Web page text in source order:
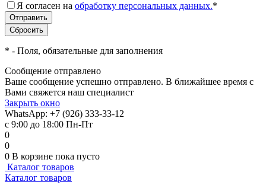
Я согласен на обработку персональных данных.*
* - Поля, обязательные для заполнения
Сообщение отправлено
Ваше сообщение успешно отправлено. В ближайшее время с
Вами свяжется наш специалист
Закрыть окно
WhatsApp: +7 (926) 333-33-12
с 9:00 до 18:00 Пн-Пт
0
0
0 В корзине пока пусто
Каталог товаров
Каталог товаров